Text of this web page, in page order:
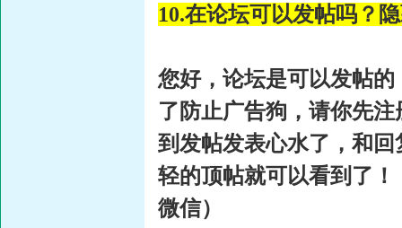
10.在论坛可以发帖吗？
您好，论坛是可以发帖
了防止广告狗，请你先
到发帖发表心水了，和
轻的顶帖就可以看到了
微信）